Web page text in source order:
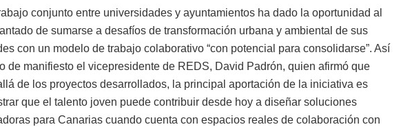
conjunto entre universidades y ayuntamientos ha dado la oportunidad al
de sumarse a desafíos de transformación urbana y ambiental de sus
con un modelo de trabajo colaborativo “con potencial para consolidarse”. Así
de manifiesto el vicepresidente de REDS, David Padrón, quien afirmó que
de los proyectos desarrollados, la principal aportación de la iniciativa es
que el talento joven puede contribuir desde hoy a diseñar soluciones
para Canarias cuando cuenta con espacios reales de colaboración con